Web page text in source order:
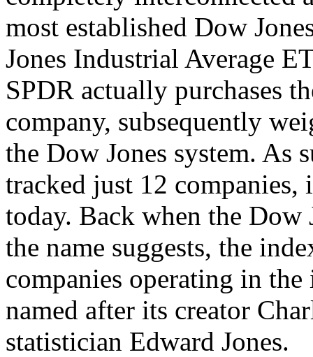
most established Dow
Jones Industrial Average
SPDR actually purchases
company, subsequently
the Dow Jones system. As
tracked just 12
today. Back when the Dow
the name suggests, the
companies operating in
named after its creator
statistician Edward Jones.